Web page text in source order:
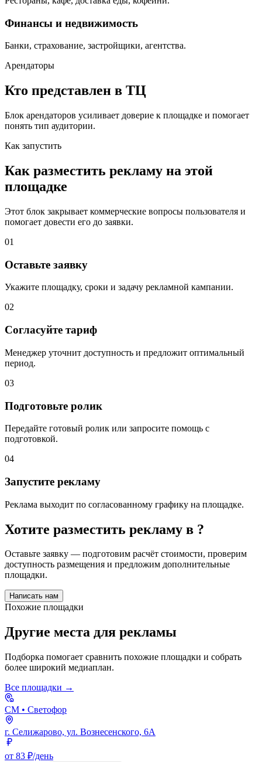
Финансы и недвижимость
Банки, страхование, застройщики, агентства.
Арендаторы
Кто представлен в ТЦ
Блок арендаторов усиливает доверие к площадке и помогает
понять тип аудитории.
Как запустить
Как разместить рекламу на этой
площадке
Этот блок закрывает коммерческие вопросы пользователя и
помогает довести его до заявки.
01
Оставьте заявку
Укажите площадку, сроки и задачу рекламной кампании.
02
Согласуйте тариф
Менеджер уточнит доступность и предложит оптимальный
период.
03
Подготовьте ролик
Передайте готовый ролик или запросите помощь с
подготовкой.
04
Запустите рекламу
Реклама выходит по согласованному графику на площадке.
Хотите разместить рекламу в ?
Оставьте заявку — подготовим расчёт стоимости, проверим
доступность размещения и предложим дополнительные
площадки.
Написать нам
Похожие площадки
Другие места для рекламы
Подборка помогает сравнить похожие площадки и собрать
более широкий медиаплан.
Все площадки →
СМ • Светофор
г. Селижарово, ул. Вознесенского, 6А
от 83 ₽/день